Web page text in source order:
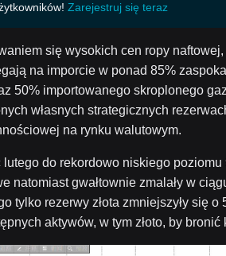
Zarejestruj się teraz
się wysokich cen ropy
na imporcie w ponad 85%
50% importowanego skroplonego
własnych strategicznych
na rynku walutowym.
do rekordowo niskiego
natomiast gwałtownie zmalały w
tylko rezerwy złota zmniejszyły się o
aktywów, w tym złoto, by bronić